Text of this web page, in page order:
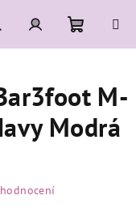
PřihlášeníNákupní
košíkM-
Modrá